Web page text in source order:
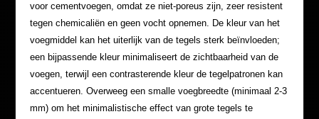
voor cementvoegen, omdat ze niet-poreus zijn, zeer resistent
tegen chemicaliën en geen vocht opnemen. De kleur van het
voegmiddel kan het uiterlijk van de tegels sterk beïnvloeden;
een bijpassende kleur minimaliseert de zichtbaarheid van de
voegen, terwijl een contrasterende kleur de tegelpatronen kan
accentueren. Overweeg een smalle voegbreedte (minimaal 2-3
mm) om het minimalistische effect van grote tegels te